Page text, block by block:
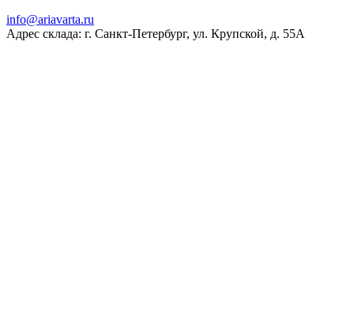
ur.atravaira@ofni
Адрес склада: г. Санкт-Петербург, ул. Крупской, д. 55А